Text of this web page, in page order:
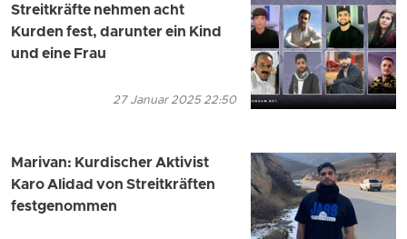
Streitkräfte nehmen acht
Kurden fest, darunter ein Kind
und eine Frau
27 Januar 2025 22:50
Marivan: Kurdischer Aktivist
Karo Alidad von Streitkräften
festgenommen